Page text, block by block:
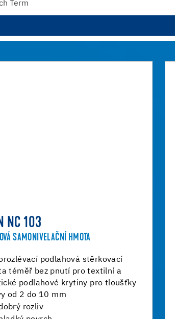
NC 103
SAMONIVELAČNÍ HMOTA
podlahová stěrkovací
téměř bez pnutí pro textilní a
podlahové krytiny pro tloušťky
od 2 do 10 mm
rozliv